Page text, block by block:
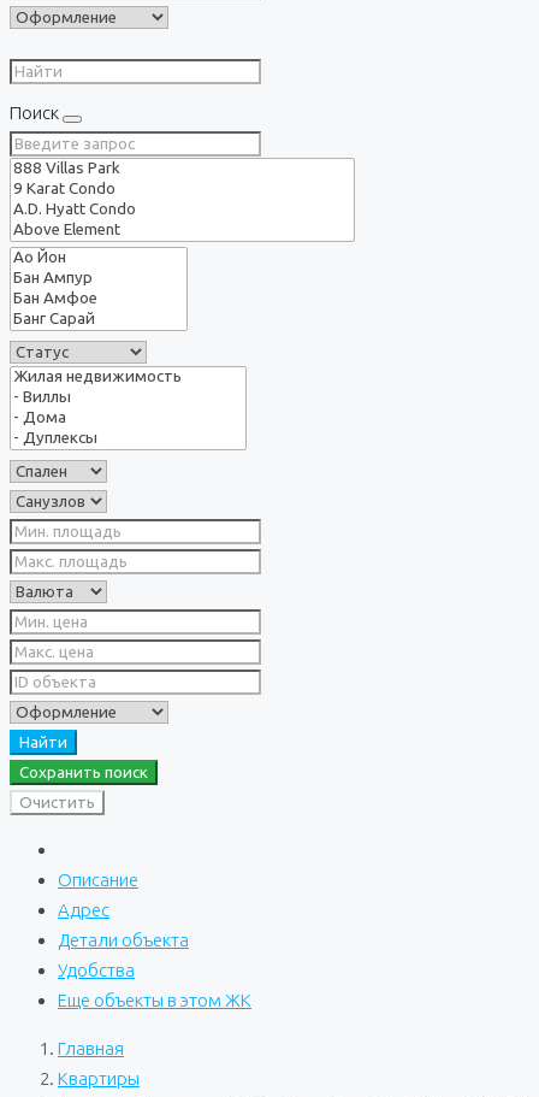
Поиск
Найти
Сохранить поиск
Очистить
Описание
Адрес
Детали объекта
Удобства
Еще объекты в этом ЖК
Главная
Квартиры